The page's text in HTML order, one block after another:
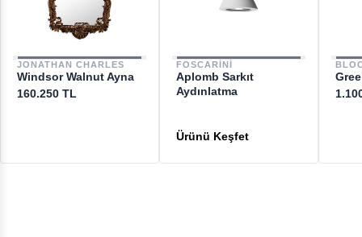
JONATHAN CHARLES
Windsor Walnut Ayna
160.250 TL
FOSCARINI
Aplomb Sarkıt
Aydınlatma